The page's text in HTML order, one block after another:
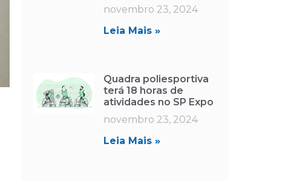
novembro 23, 2024
Leia Mais »
Quadra poliesportiva
terá 18 horas de
atividades no SP Expo
novembro 23, 2024
Leia Mais »